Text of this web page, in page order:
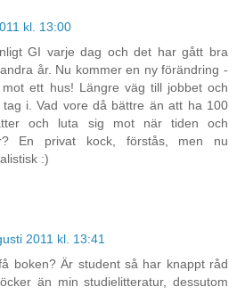
kl. 13:00
GI varje dag och det har gått bra
år. Nu kommer en ny förändring -
ett hus! Längre väg till jobbet och
i. Vad vore då bättre än att ha 100
och luta sig mot när tiden och
En privat kock, förstås, men nu
:)
2011 kl. 13:41
boken? Är student så har knappt råd
än min studielitteratur, dessutom